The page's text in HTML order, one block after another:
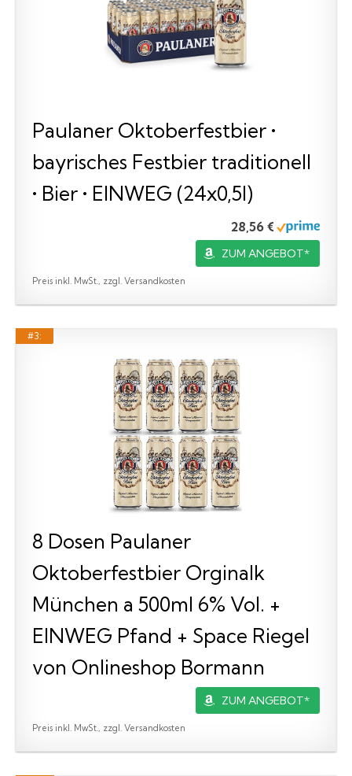
Paulaner Oktoberfestbier •
bayrisches Festbier traditionell
• Bier • EINWEG (24x0,5l)
28,56 €
ZUM ANGEBOT*
Preis inkl. MwSt., zzgl. Versandkosten
#3:
8 Dosen Paulaner
Oktoberfestbier Orginalk
München a 500ml 6% Vol. +
EINWEG Pfand + Space Riegel
von Onlineshop Bormann
ZUM ANGEBOT*
Preis inkl. MwSt., zzgl. Versandkosten